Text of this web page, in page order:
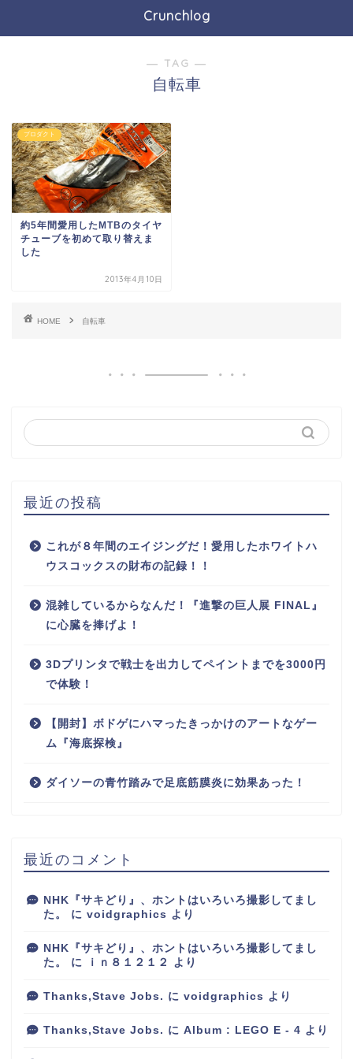
Crunchlog
― TAG ―
自転車
プロダクト
約5年間愛用したMTBのタイヤ
チューブを初めて取り替えま
した
2013年4月10日
HOME 自転車
最近の投稿
これが８年間のエイジングだ！愛用したホワイトハ
ウスコックスの財布の記録！！
混雑しているからなんだ！『進撃の巨人展 FINAL』
に心臓を捧げよ！
3Dプリンタで戦士を出力してペイントまでを3000円
で体験！
【開封】ボドゲにハマったきっかけのアートなゲー
ム『海底探検』
ダイソーの青竹踏みで足底筋膜炎に効果あった！
最近のコメント
NHK『サキどり』、ホントはいろいろ撮影してまし
た。
に voidgraphics より
NHK『サキどり』、ホントはいろいろ撮影してまし
た。
に ｉｎ８１２１２ より
Thanks,Stave Jobs. に voidgraphics より
Thanks,Stave Jobs. に Album : LEGO E - 4 より